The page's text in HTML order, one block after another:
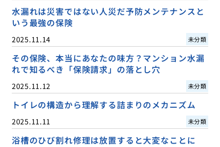
水漏れは災害ではない人災だ予防メンテナンスと
いう最強の保険
2025.11.14 未分類
その保険、本当にあなたの味方？マンション水漏
れで知るべき「保険請求」の落とし穴
2025.11.12 未分類
トイレの構造から理解する詰まりのメカニズム
2025.11.11 未分類
浴槽のひび割れ修理は放置すると大変なことに